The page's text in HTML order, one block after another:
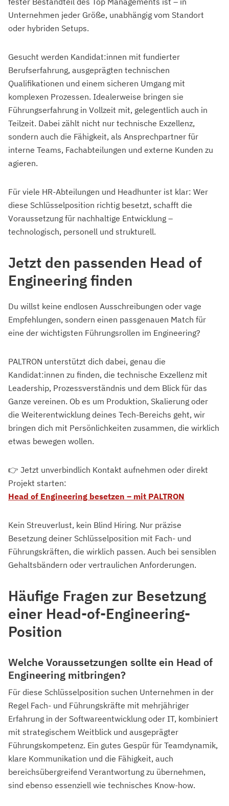
Unternehmen jeder Größe, unabhängig vom Standort
oder hybriden Setups.
Gesucht werden Kandidat:innen mit fundierter
Berufserfahrung, ausgeprägten technischen
Qualifikationen und einem sicheren Umgang mit
komplexen Prozessen. Idealerweise bringen sie
Führungserfahrung in Vollzeit mit, gelegentlich auch in
Teilzeit. Dabei zählt nicht nur technische Exzellenz,
sondern auch die Fähigkeit, als Ansprechpartner für
interne Teams, Fachabteilungen und externe Kunden zu
agieren.
Für viele HR-Abteilungen und Headhunter ist klar: Wer
diese Schlüsselposition richtig besetzt, schafft die
Voraussetzung für nachhaltige Entwicklung –
technologisch, personell und strukturell.
Jetzt den passenden Head of
Engineering finden
Du willst keine endlosen Ausschreibungen oder vage
Empfehlungen, sondern einen passgenauen Match für
eine der wichtigsten Führungsrollen im Engineering?
PALTRON unterstützt dich dabei, genau die
Kandidat:innen zu finden, die technische Exzellenz mit
Leadership, Prozessverständnis und dem Blick für das
Ganze vereinen. Ob es um Produktion, Skalierung oder
die Weiterentwicklung deines Tech-Bereichs geht, wir
bringen dich mit Persönlichkeiten zusammen, die wirklich
etwas bewegen wollen.
👉 Jetzt unverbindlich Kontakt aufnehmen oder direkt
Projekt starten:
Head of Engineering besetzen – mit PALTRON
Kein Streuverlust, kein Blind Hiring. Nur präzise
Besetzung deiner Schlüsselposition mit Fach- und
Führungskräften, die wirklich passen. Auch bei sensiblen
Gehaltsbändern oder vertraulichen Anforderungen.
Häufige Fragen zur Besetzung
einer Head-of-Engineering-
Position
Welche Voraussetzungen sollte ein Head of
Engineering mitbringen?
Für diese Schlüsselposition suchen Unternehmen in der
Regel Fach- und Führungskräfte mit mehrjähriger
Erfahrung in der Softwareentwicklung oder IT, kombiniert
mit strategischem Weitblick und ausgeprägter
Führungskompetenz. Ein gutes Gespür für Teamdynamik,
klare Kommunikation und die Fähigkeit, auch
bereichsübergreifend Verantwortung zu übernehmen,
sind ebenso essenziell wie technisches Know-how.